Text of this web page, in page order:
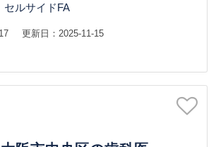
セルサイドFA
更新日：2025-11-15